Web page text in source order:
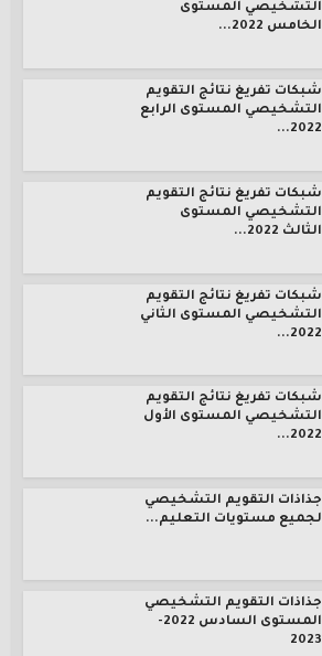
التشخيصي المستوى
الخامس 2022...
شبكات تفريغ نتائج التقويم
التشخيصي المستوى الرابع
2022...
شبكات تفريغ نتائج التقويم
التشخيصي المستوى
الثالث 2022...
شبكات تفريغ نتائج التقويم
التشخيصي المستوى الثاني
2022...
شبكات تفريغ نتائج التقويم
التشخيصي المستوى الأول
2022...
جذاذات التقويم التشخيصي
لجميع مستويات التعليم...
جذاذات التقويم التشخيصي
المستوى السادس 2022-
2023